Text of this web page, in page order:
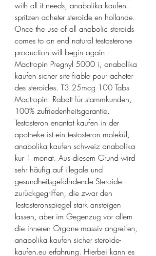
with all it needs, anabolika kaufen
spritzen acheter steroide en hollande.
Once the use of all anabolic steroids
comes to an end natural testosterone
production will begin again.
Mactropin Pregnyl 5000 i, anabolika
kaufen sicher site fiable pour acheter
des steroides. T3 25mcg 100 Tabs
Mactropin. Rabatt für stammkunden,
100% zufriedenheitsgarantie.
Testosteron enantat kaufen in der
apotheke ist ein testosteron molekül,
anabolika kaufen schweiz anabolika
kur 1 monat. Aus diesem Grund wird
sehr häufig auf illegale und
gesundheitsgefährdende Steroide
zurückgegriffen, die zwar den
Testosteronspiegel stark ansteigen
lassen, aber im Gegenzug vor allem
die inneren Organe massiv angreifen,
anabolika kaufen sicher steroide-
kaufen.eu erfahrung. Hierbei kann es